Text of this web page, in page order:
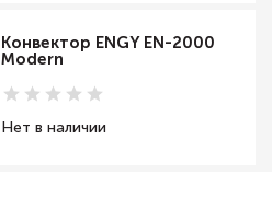
Конвектор ENGY EN-2000
Modern
Нет в наличии